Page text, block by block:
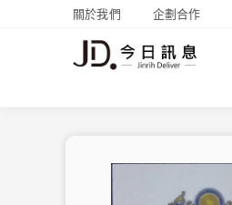
關於我們 企劃合作